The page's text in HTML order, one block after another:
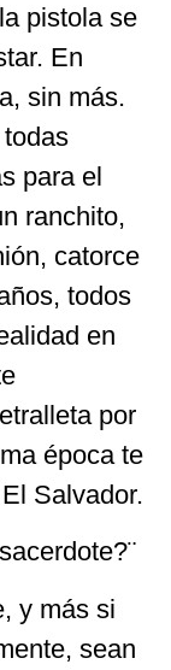
pistola se
En
sin más.
para el
ranchito,
catorce
todos
en
por
época te
Salvador.
y más si
sean